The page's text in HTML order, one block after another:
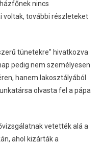
nincs
voltak, további részleteket
tünetekre” hivatkozva
pedig nem személyesen
hanem lakosztályából
olvasta fel a pápa
vetették alá a
ahol kizárták a